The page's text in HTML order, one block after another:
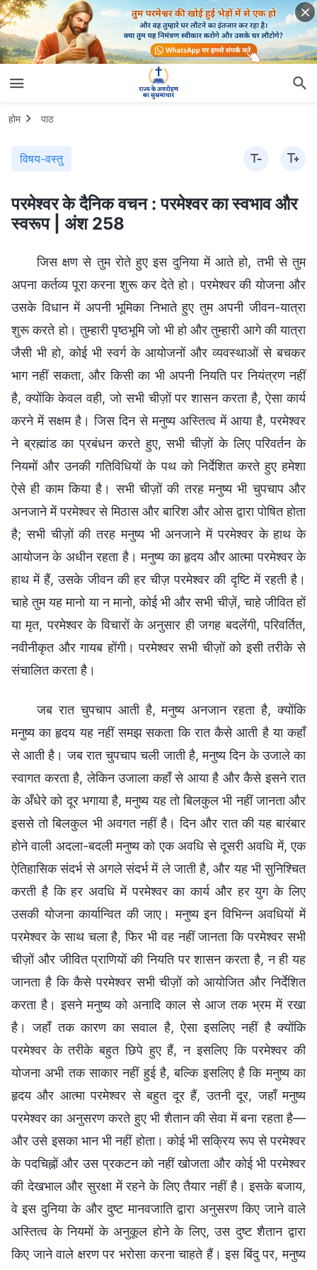
होम पाठ
विषय-वस्तु
परमेश्वर के दैनिक वचन : परमेश्वर का स्वभाव और
स्वरूप | अंश 258
जिस क्षण से तुम रोते हुए इस दुनिया में आते हो, तभी से तुम
अपना कर्तव्य पूरा करना शुरू कर देते हो। परमेश्वर की योजना और
उसके विधान में अपनी भूमिका निभाते हुए तुम अपनी जीवन-यात्रा
शुरू करते हो। तुम्हारी पृष्ठभूमि जो भी हो और तुम्हारी आगे की यात्रा
जैसी भी हो, कोई भी स्वर्ग के आयोजनों और व्यवस्थाओं से बचकर
भाग नहीं सकता, और किसी का भी अपनी नियति पर नियंत्रण नहीं
है, क्योंकि केवल वही, जो सभी चीज़ों पर शासन करता है, ऐसा कार्य
करने में सक्षम है। जिस दिन से मनुष्य अस्तित्व में आया है, परमेश्वर
ने ब्रह्मांड का प्रबंधन करते हुए, सभी चीज़ों के लिए परिवर्तन के
नियमों और उनकी गतिविधियों के पथ को निर्देशित करते हुए हमेशा
ऐसे ही काम किया है। सभी चीज़ों की तरह मनुष्य भी चुपचाप और
अनजाने में परमेश्वर से मिठास और बारिश और ओस द्वारा पोषित होता
है; सभी चीज़ों की तरह मनुष्य भी अनजाने में परमेश्वर के हाथ के
आयोजन के अधीन रहता है। मनुष्य का हृदय और आत्मा परमेश्वर के
हाथ में हैं, उसके जीवन की हर चीज़ परमेश्वर की दृष्टि में रहती है।
चाहे तुम यह मानो या न मानो, कोई भी और सभी चीज़ें, चाहे जीवित हों
या मृत, परमेश्वर के विचारों के अनुसार ही जगह बदलेंगी, परिवर्तित,
नवीनीकृत और गायब होंगी। परमेश्वर सभी चीज़ों को इसी तरीके से
संचालित करता है।
जब रात चुपचाप आती है, मनुष्य अनजान रहता है, क्योंकि
मनुष्य का हृदय यह नहीं समझ सकता कि रात कैसे आती है या कहाँ
से आती है। जब रात चुपचाप चली जाती है, मनुष्य दिन के उजाले का
स्वागत करता है, लेकिन उजाला कहाँ से आया है और कैसे इसने रात
के अँधेरे को दूर भगाया है, मनुष्य यह तो बिलकुल भी नहीं जानता और
इससे तो बिलकुल भी अवगत नहीं है। दिन और रात की यह बारंबार
होने वाली अदला-बदली मनुष्य को एक अवधि से दूसरी अवधि में, एक
ऐतिहासिक संदर्भ से अगले संदर्भ में ले जाती है, और यह भी सुनिश्चित
करती है कि हर अवधि में परमेश्वर का कार्य और हर युग के लिए
उसकी योजना कार्यान्वित की जाए। मनुष्य इन विभिन्न अवधियों में
परमेश्वर के साथ चला है, फिर भी वह नहीं जानता कि परमेश्वर सभी
चीज़ों और जीवित प्राणियों की नियति पर शासन करता है, न ही यह
जानता है कि कैसे परमेश्वर सभी चीज़ों को आयोजित और निर्देशित
करता है। इसने मनुष्य को अनादि काल से आज तक भ्रम में रखा
है। जहाँ तक कारण का सवाल है, ऐसा इसलिए नहीं है क्योंकि
परमेश्वर के तरीके बहुत छिपे हुए हैं, न इसलिए कि परमेश्वर की
योजना अभी तक साकार नहीं हुई है, बल्कि इसलिए है कि मनुष्य का
हृदय और आत्मा परमेश्वर से बहुत दूर हैं, उतनी दूर, जहाँ मनुष्य
परमेश्वर का अनुसरण करते हुए भी शैतान की सेवा में बना रहता है—
और उसे इसका भान भी नहीं होता। कोई भी सक्रिय रूप से परमेश्वर
के पदचिह्नों और उस प्रकटन को नहीं खोजता और कोई भी परमेश्वर
की देखभाल और सुरक्षा में रहने के लिए तैयार नहीं है। इसके बजाय,
वे इस दुनिया के और दुष्ट मानवजाति द्वारा अनुसरण किए जाने वाले
अस्तित्व के नियमों के अनुकूल होने के लिए, उस दुष्ट शैतान द्वारा
किए जाने वाले क्षरण पर भरोसा करना चाहते हैं। इस बिंदु पर, मनुष्य